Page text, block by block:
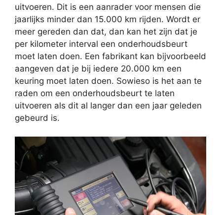
uitvoeren. Dit is een aanrader voor mensen die
jaarlijks minder dan 15.000 km rijden. Wordt er
meer gereden dan dat, dan kan het zijn dat je
per kilometer interval een onderhoudsbeurt
moet laten doen. Een fabrikant kan bijvoorbeeld
aangeven dat je bij iedere 20.000 km een
keuring moet laten doen. Sowieso is het aan te
raden om een onderhoudsbeurt te laten
uitvoeren als dit al langer dan een jaar geleden
gebeurd is.